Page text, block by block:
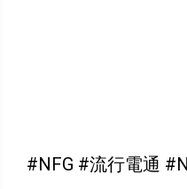
#NFG #流行電通